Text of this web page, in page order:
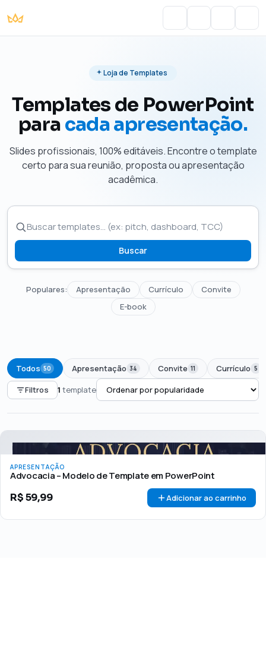
Loja de Templates
Templates de PowerPoint
para cada apresentação.
Slides profissionais, 100% editáveis. Encontre o template
certo para sua reunião, proposta ou apresentação
acadêmica.
Buscar
Populares: Apresentação Currículo
Convite
E-book
Todos 50 Apresentação 34 Convite 11 Currículo 5
Filtros 1 template
PREÇO
Todos Até R$50 R$50 – R$100 Acima de R$100
OFERTA 🏷 Em promoção
APRESENTAÇÃO
Advocacia – Modelo de Template em PowerPoint
R$59,99 Adicionar ao carrinho